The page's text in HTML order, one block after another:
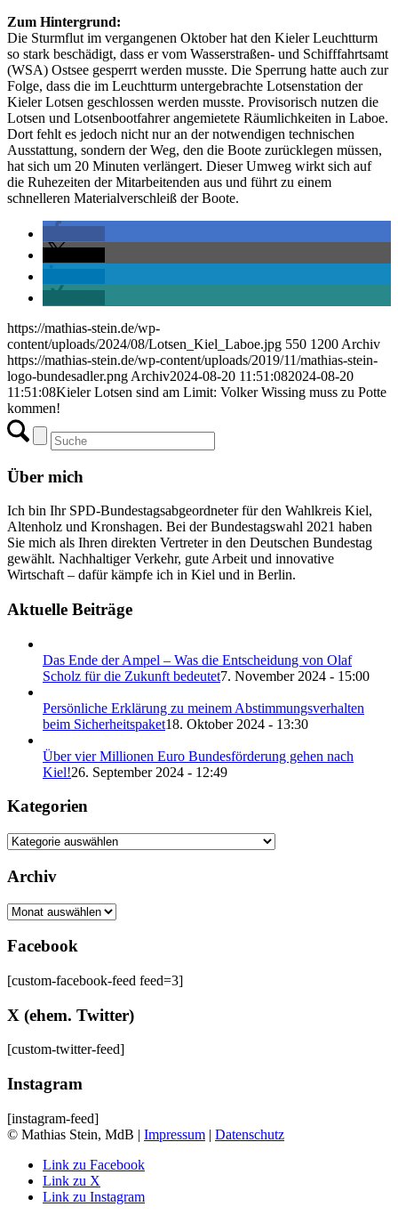
Zum Hintergrund:
Die Sturmflut im vergangenen Oktober hat den Kieler Leuchtturm
so stark beschädigt, dass er vom Wasserstraßen- und Schifffahrtsamt
(WSA) Ostsee gesperrt werden musste. Die Sperrung hatte auch zur
Folge, dass die im Leuchtturm untergebrachte Lotsenstation der
Kieler Lotsen geschlossen werden musste. Provisorisch nutzen die
Lotsen und Lotsenbootfahrer angemietete Räumlichkeiten in Laboe.
Dort fehlt es jedoch nicht nur an der notwendigen technischen
Ausstattung, sondern der Weg, den die Boote zurücklegen müssen,
hat sich um 20 Minuten verlängert. Dieser Umweg wirkt sich auf
die Ruhezeiten der Mitarbeitenden aus und führt zu einem
schnelleren Materialverschleiß der Boote.
https://mathias-stein.de/wp-
content/uploads/2024/08/Lotsen_Kiel_Laboe.jpg 550 1200 Archiv
https://mathias-stein.de/wp-content/uploads/2019/11/mathias-stein-
logo-bundesadler.png Archiv2024-08-20 11:51:082024-08-20
11:51:08Kieler Lotsen sind am Limit: Volker Wissing muss zu Potte
kommen!
Über mich
Ich bin Ihr SPD-Bundestagsabgeordneter für den Wahlkreis Kiel,
Altenholz und Kronshagen. Bei der Bundestagswahl 2021 haben
Sie mich als Ihren direkten Vertreter in den Deutschen Bundestag
gewählt. Nachhaltiger Verkehr, gute Arbeit und innovative
Wirtschaft – dafür kämpfe ich in Kiel und in Berlin.
Aktuelle Beiträge
Das Ende der Ampel – Was die Entscheidung von Olaf
Scholz für die Zukunft bedeutet7. November 2024 - 15:00
Persönliche Erklärung zu meinem Abstimmungsverhalten
beim Sicherheitspaket18. Oktober 2024 - 13:30
Über vier Millionen Euro Bundesförderung gehen nach
Kiel!26. September 2024 - 12:49
Kategorien
Kategorien
Archiv
Archiv
Facebook
[custom-facebook-feed feed=3]
X (ehem. Twitter)
[custom-twitter-feed]
Instagram
[instagram-feed]
© Mathias Stein, MdB | Impressum | Datenschutz
Link zu Facebook
Link zu X
Link zu Instagram